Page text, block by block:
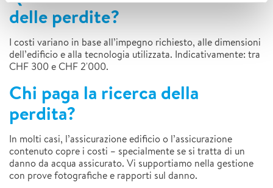
delle perdite?
I costi variano in base all’impegno richiesto, alle dimensioni
dell’edificio e alla tecnologia utilizzata. Indicativamente: tra
CHF 300 e CHF 2'000.
Chi paga la ricerca della
perdita?
In molti casi, l’assicurazione edificio o l’assicurazione
contenuto copre i costi – specialmente se si tratta di un
danno da acqua assicurato. Vi supportiamo nella gestione
con prove fotografiche e rapporti sul danno.